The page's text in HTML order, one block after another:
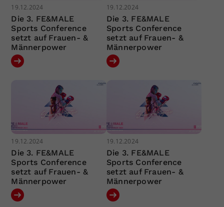
19.12.2024
Die 3. FE&MALE
Sports Conference
setzt auf Frauen- &
Männerpower
19.12.2024
Die 3. FE&MALE
Sports Conference
setzt auf Frauen- &
Männerpower
19.12.2024
Die 3. FE&MALE
Sports Conference
setzt auf Frauen- &
Männerpower
19.12.2024
Die 3. FE&MALE
Sports Conference
setzt auf Frauen- &
Männerpower